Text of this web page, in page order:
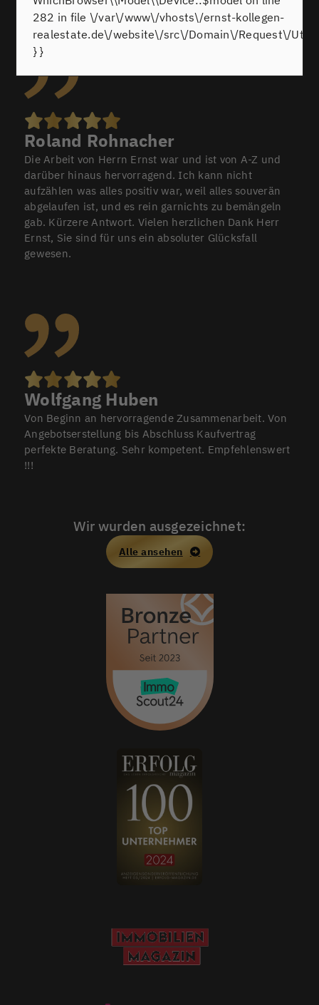
Roland Rohnacher
Die Arbeit von Herrn Ernst war und ist von A-Z und
darüber hinaus hervorragend. Ich kann nicht
aufzählen was alles positiv war, weil alles souverän
abgelaufen ist, und es rein garnichts zu bemängeln
gab. Kürzere Antwort. Vielen herzlichen Dank Herr
Ernst, Sie sind für uns ein absoluter Glücksfall
gewesen.
Wolfgang Huben
Von Beginn an hervorragende Zusammenarbeit. Von
Angebotserstellung bis Abschluss Kaufvertrag
perfekte Beratung. Sehr kompetent. Empfehlenswert
!!!
Wir wurden ausgezeichnet:
Alle ansehen
282 in file \/var\/www\/vhosts\/ernst-kollegen-
realestate.de\/website\/src\/Domain\/Request\/
} }